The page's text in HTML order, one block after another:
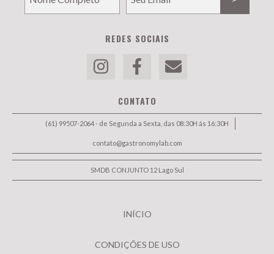
REDES SOCIAIS
CONTATO
(61) 99507-2064 - de Segunda a Sexta, das 08:30H ás 16:30H
contato@gastronomylab.com
SMDB CONJUNTO 12 Lago Sul
INÍCIO
CONDIÇÕES DE USO